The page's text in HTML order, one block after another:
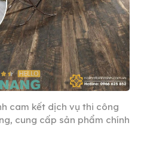
cam kết dịch vụ thi công
cung cấp sản phẩm chính